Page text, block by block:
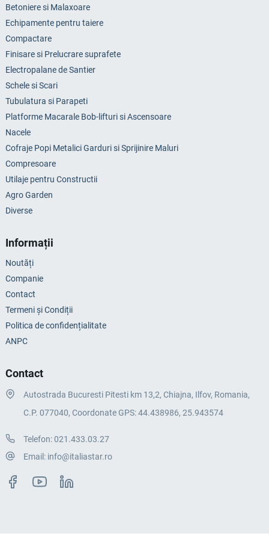
Betoniere si Malaxoare
Echipamente pentru taiere
Compactare
Finisare si Prelucrare suprafete
Electropalane de Santier
Schele si Scari
Tubulatura si Parapeti
Platforme Macarale Bob-lifturi si Ascensoare
Nacele
Cofraje Popi Metalici Garduri si Sprijinire Maluri
Compresoare
Utilaje pentru Constructii
Agro Garden
Diverse
Informații
Noutăți
Companie
Contact
Termeni și Condiții
Politica de confidențialitate
ANPC
Contact
Autostrada Bucuresti Pitesti km 13,2, Chiajna, Ilfov, Romania,
C.P. 077040, Coordonate GPS: 44.438986, 25.943574
Telefon:021.433.03.27
Email: info@italiastar.ro